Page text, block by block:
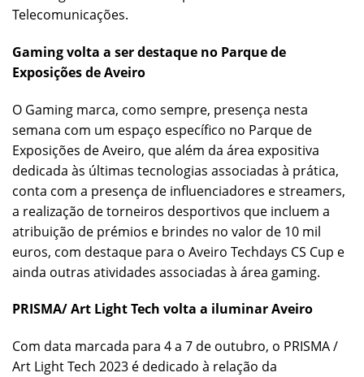
Telecomunicações.
Gaming volta a ser destaque no Parque de
Exposições de Aveiro
O Gaming marca, como sempre, presença nesta
semana com um espaço específico no Parque de
Exposições de Aveiro, que além da área expositiva
dedicada às últimas tecnologias associadas à prática,
conta com a presença de influenciadores e streamers,
a realização de torneiros desportivos que incluem a
atribuição de prémios e brindes no valor de 10 mil
euros, com destaque para o Aveiro Techdays CS Cup e
ainda outras atividades associadas à área gaming.
PRISMA/ Art Light Tech volta a iluminar Aveiro
Com data marcada para 4 a 7 de outubro, o PRISMA /
Art Light Tech 2023 é dedicado à relação da